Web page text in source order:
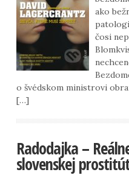
ako
čosi
o švédskom ministrovi
[…]
Radodajka –
slovenskej